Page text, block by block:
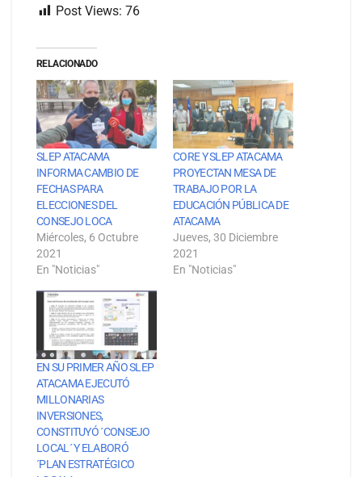
Post Views: 76
RELACIONADO
SLEP ATACAMA
INFORMA CAMBIO DE
FECHAS PARA
ELECCIONES DEL
CONSEJO LOCA
Miércoles, 6 Octubre
2021
En "Noticias"
CORE Y SLEP ATACAMA
PROYECTAN MESA DE
TRABAJO POR LA
EDUCACIÓN PÚBLICA DE
ATACAMA
Jueves, 30 Diciembre
2021
En "Noticias"
EN SU PRIMER AÑO SLEP
ATACAMA EJECUTÓ
MILLONARIAS
INVERSIONES,
CONSTITUYÓ ´CONSEJO
LOCAL´ Y ELABORÓ
´PLAN ESTRATÉGICO